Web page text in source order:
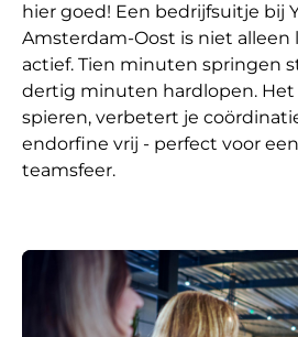
hier goed! Een bedrijfsuitje bij
Amsterdam-Oost is niet alleen
actief. Tien minuten springen
dertig minuten hardlopen. Het
spieren, verbetert je
endorfine vrij - perfect voor
teamsfeer.